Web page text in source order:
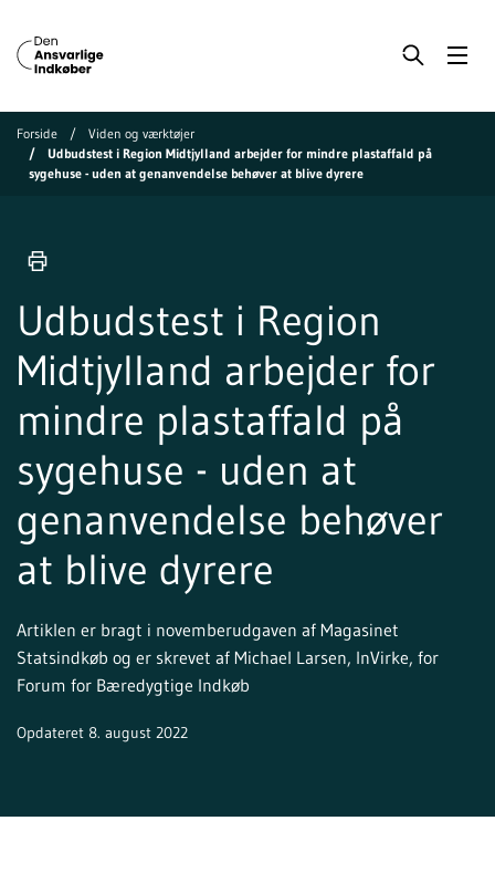
Forside
Viden og værktøjer
Udbudstest i Region Midtjylland arbejder for mindre plastaffald på
sygehuse - uden at genanvendelse behøver at blive dyrere
Udbudstest i Region
Midtjylland arbejder for
mindre plastaffald på
sygehuse - uden at
genanvendelse behøver
at blive dyrere
Artiklen er bragt i novemberudgaven af Magasinet
Statsindkøb og er skrevet af Michael Larsen, InVirke, for
Forum for Bæredygtige Indkøb
Opdateret 8. august 2022